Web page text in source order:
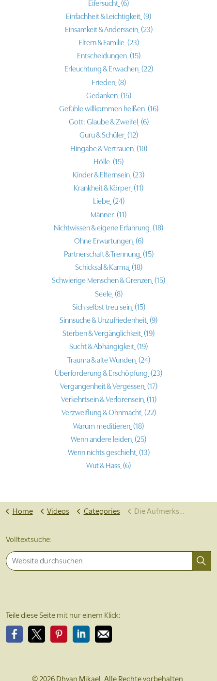
Eifersucht (6)
Einfachheit & Leichtigkeit (9)
Einsamkeit & Anderssein (23)
Eltern & Familie (23)
Entscheidungen (15)
Erleuchtung & Erwachen (22)
Frieden (8)
Gedanken (15)
Gefühle willkommen heißen (16)
Gott: Glaube & Zweifel (6)
Guru & Schüler (12)
Hingabe & Vertrauen (10)
Hölle (15)
Kinder & Elternsein (23)
Krankheit & Körper (11)
Liebe (24)
Männer (11)
Nichtwissen & eigene Erfahrung (18)
Ohne Erwartungen (6)
Partnerschaft & Trennung (15)
Schicksal & Karma (18)
Schwierige Menschen & Grenzen (15)
Seele (8)
Sich selbst treu sein (15)
Sinnsuche & Unzufriedenheit (9)
Sterben & Vergänglichkeit (19)
Sucht & Abhängigkeit (19)
Trauma & alte Wunden (24)
Überforderung & Erschöpfung (23)
Vergangenheit & Vergessen (17)
Verkehrtsein & Verlorensein (11)
Verzweiflung & Ohnmacht (22)
Warum meditieren (18)
Wenn andere leiden (25)
Wenn nichts geschieht (13)
Wut & Hass (6)
Home Videos Categories Die Aufmerksamkeit nach innen
Volltextsuche:
Teile diese Seite mit nur einem Klick:
© 2026 Dhyan Mikael. Alle Rechte vorbehalten.